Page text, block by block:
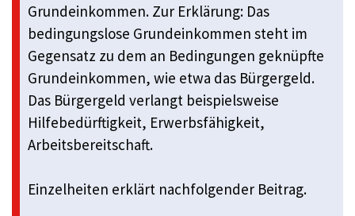
Grundeinkommen. Zur Erklärung: Das
bedingungslose Grundeinkommen steht im
Gegensatz zu dem an Bedingungen geknüpfte
Grundeinkommen, wie etwa das Bürgergeld.
Das Bürgergeld verlangt beispielsweise
Hilfebedürftigkeit, Erwerbsfähigkeit,
Arbeitsbereitschaft.
Einzelheiten erklärt nachfolgender Beitrag.